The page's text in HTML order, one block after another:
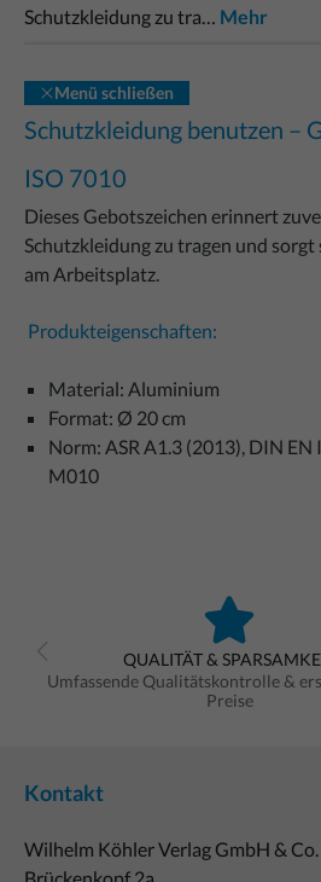
Schutzkleidung zu tra… Mehr
Menü schließen
Schutzkleidung benutzen –
ISO 7010
Dieses Gebotszeichen erinnert
Schutzkleidung zu tragen und
am Arbeitsplatz.
Produkteigenschaften:
Material: Aluminium
Format: Ø 20 cm
Norm: ASR A1.3 (2013), DIN EN
M010
QUALITÄT &
Umfassende Qualitätskontrolle &
Preise
Kontakt
Wilhelm Köhler Verlag GmbH &